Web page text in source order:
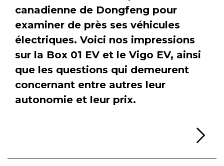
canadienne de Dongfeng pour
examiner de près ses véhicules
électriques. Voici nos impressions
sur la Box 01 EV et le Vigo EV, ainsi
que les questions qui demeurent
concernant entre autres leur
autonomie et leur prix.